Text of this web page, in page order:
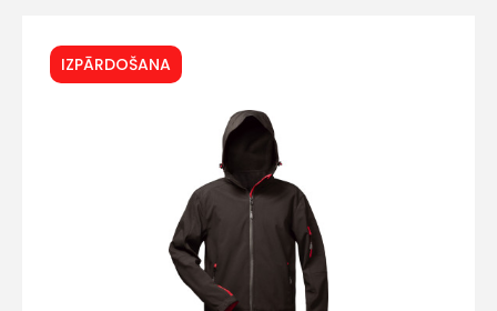
IZPĀRDOŠANA